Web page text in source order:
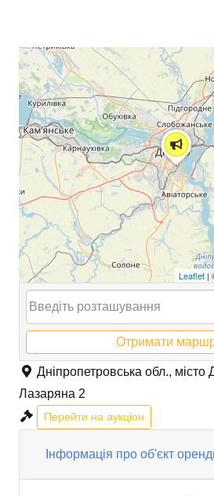
Leaflet |
Отримати
Дніпропетровська обл., місто
Лазаряна 2
Перейти на аукціон
Інформація про об'єкт